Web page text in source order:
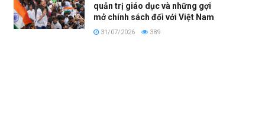
quản trị giáo dục và những gợi
mở chính sách đối với Việt Nam
31/07/2026 389